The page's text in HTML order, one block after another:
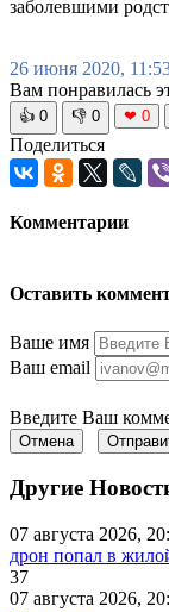
заболевшими
26 июня 2020,
Вам понравилась
👍 0 👎 0 ❤ 0
Поделиться
Комментарии
Оставить
Ваше имя
Ваш email
Введите Ваш
Отмена
Другие
07 августа 2026,
дрон попал в
37
07 августа 2026,